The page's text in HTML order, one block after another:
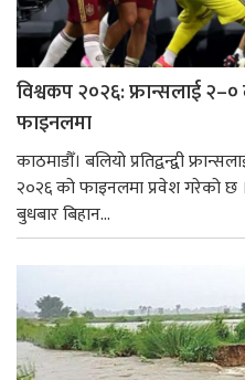
विश्वकप २०२६: फ्रान्सलाई
फाइनलमा
काठमाडौँ। बलियो प्रतिद्वन्द्वी
२०२६ को फाइनलमा प्रवेश गरेको छ
बुधबार बिहान...